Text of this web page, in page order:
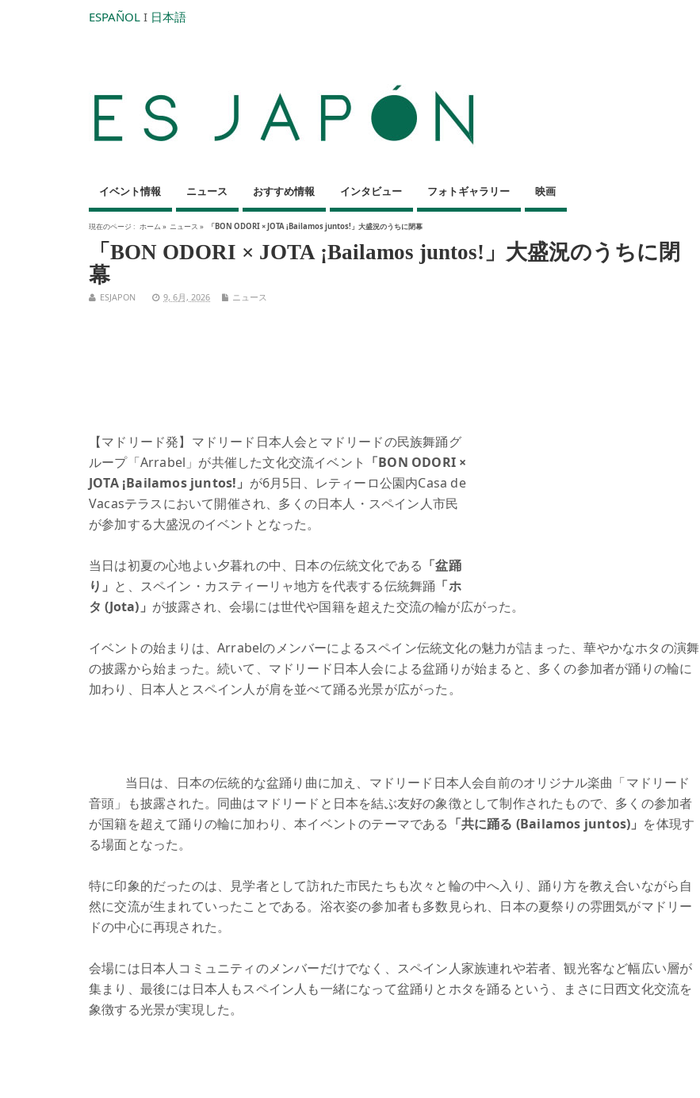
ESPAÑOL I 日本語
イベント情報 ニュース おすすめ情報 インタビュー フォトギャラリー 映画
現在のページ : ホーム » ニュース » 「BON ODORI × JOTA ¡Bailamos juntos!」大盛況のうちに閉幕
「BON ODORI × JOTA ¡Bailamos juntos!」大盛況のうちに閉
幕
ESJAPON 9, 6月, 2026 ニュース
【マドリード発】マドリード日本人会とマドリードの民族舞踊グ
ループ「Arrabel」が共催した文化交流イベント 「BON ODORI ×
JOTA ¡Bailamos juntos!」 が6月5日、レティーロ公園内Casa de
Vacasテラスにおいて開催され、多くの日本人・スペイン人市民
が参加する大盛況のイベントとなった。
当日は初夏の心地よい夕暮れの中、日本の伝統文化である 「盆踊
り」 と、スペイン・カスティーリャ地方を代表する伝統舞踊 「ホ
タ (Jota)」 が披露され、会場には世代や国籍を超えた交流の輪が広がった。
イベントの始まりは、Arrabelのメンバーによるスペイン伝統文化の魅力が詰まった、華やかなホタの演舞
の披露から始まった。続いて、マドリード日本人会による盆踊りが始まると、多くの参加者が踊りの輪に
加わり、日本人とスペイン人が肩を並べて踊る光景が広がった。
当日は、日本の伝統的な盆踊り曲に加え、マドリード日本人会自前のオリジナル楽曲「マドリード
音頭」も披露された。同曲はマドリードと日本を結ぶ友好の象徴として制作されたもので、多くの参加者
が国籍を超えて踊りの輪に加わり、本イベントのテーマである 「共に踊る (Bailamos juntos)」 を体現す
る場面となった。
特に印象的だったのは、見学者として訪れた市民たちも次々と輪の中へ入り、踊り方を教え合いながら自
然に交流が生まれていったことである。浴衣姿の参加者も多数見られ、日本の夏祭りの雰囲気がマドリー
ドの中心に再現された。
会場には日本人コミュニティのメンバーだけでなく、スペイン人家族連れや若者、観光客など幅広い層が
集まり、最後には日本人もスペイン人も一緒になって盆踊りとホタを踊るという、まさに日西文化交流を
象徴する光景が実現した。